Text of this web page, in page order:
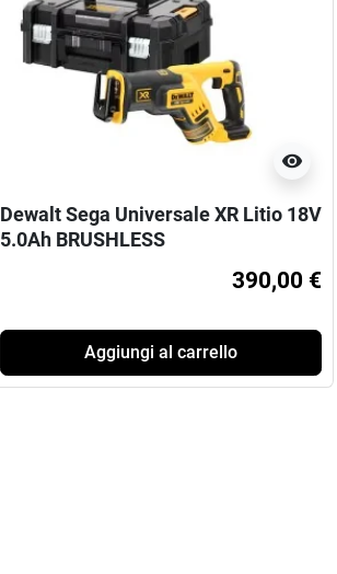
visibility
Dewalt Sega Universale XR Litio 18V
5.0Ah BRUSHLESS
390,00 €
Aggiungi al carrello